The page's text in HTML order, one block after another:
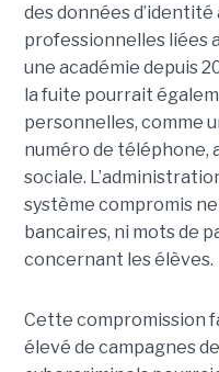
des données
professionnelles liées
une académie depuis
la fuite pourrait
personnelles, comme
numéro de téléphone,
sociale.
système compromis
bancaires, ni mots de
concernant les élèves.
Cette compromission
élevé de campagnes